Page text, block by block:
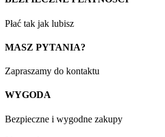
Płać tak jak lubisz
MASZ PYTANIA?
Zapraszamy do kontaktu
WYGODA
Bezpieczne i wygodne zakupy